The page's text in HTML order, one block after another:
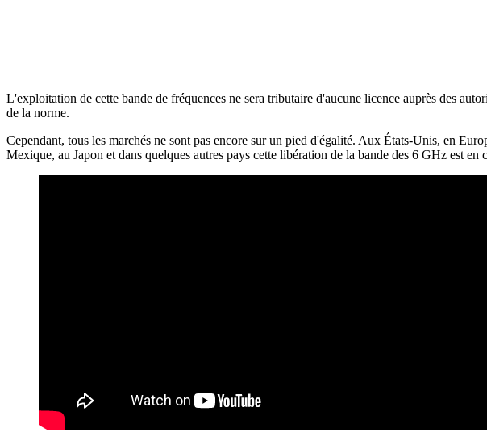
L'exploitation de cette bande de fréquences ne sera tributaire d'aucune licence auprès des
de la norme.
Cependant, tous les marchés ne sont pas encore sur un pied d'égalité. Aux États-Unis, en
Mexique, au Japon et dans quelques autres pays cette libération de la bande des 6 GHz est en